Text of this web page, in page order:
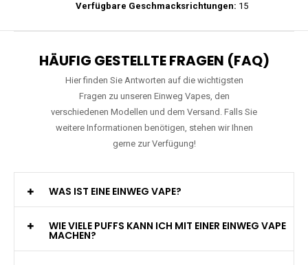
Verfügbare Geschmacksrichtungen: 15
HÄUFIG GESTELLTE FRAGEN (FAQ)
Hier finden Sie Antworten auf die wichtigsten
Fragen zu unseren Einweg Vapes, den
verschiedenen Modellen und dem Versand. Falls Sie
weitere Informationen benötigen, stehen wir Ihnen
gerne zur Verfügung!
WAS IST EINE EINWEG VAPE?
WIE VIELE PUFFS KANN ICH MIT EINER EINWEG VAPE
MACHEN?